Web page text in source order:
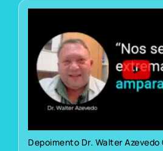
Depoimento Dr. Walter